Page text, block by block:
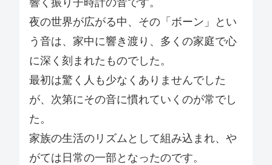
響く振り子時計の音です。
夜の世界が広がる中、その「ボーン」とい
う音は、家中に響き渡り、多くの家庭で心
に深く刻まれたものでした。
最初は驚く人も少なくありませんでした
が、次第にその音に慣れていくのが常でし
た。
家族の生活のリズムとして組み込まれ、や
がては日常の一部となったのです。